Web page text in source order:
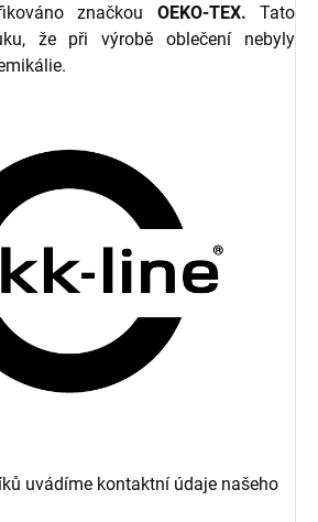
značkou OEKO-TEX. Tato
že při výrobě oblečení nebyly
uvádíme kontaktní údaje našeho